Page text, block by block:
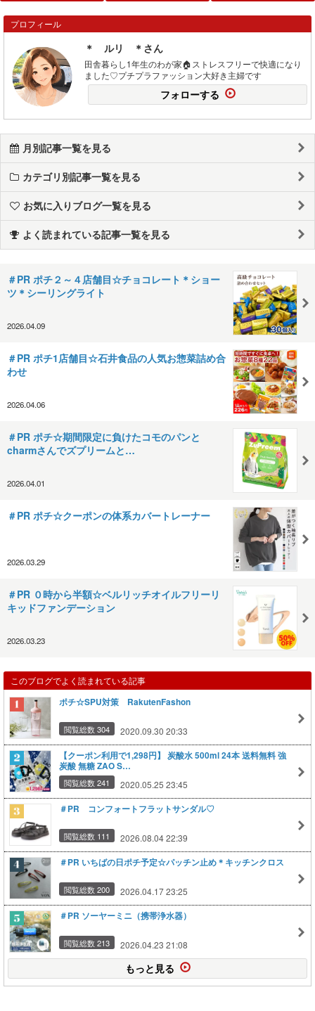
プロフィール
＊ ルリ ＊さん
田舎暮らし1年生のわが家🏠ストレスフリーで快適になり
ました♡プチプラファッション大好き主婦です
フォローする
月別記事一覧を見る
カテゴリ別記事一覧を見る
お気に入りブログ一覧を見る
よく読まれている記事一覧を見る
＃PR ポチ２～４店舗目☆チョコレート＊ショー
ツ＊シーリングライト
2026.04.09
＃PR ポチ1店舗目☆石井食品の人気お惣菜詰め合
わせ
2026.04.06
＃PR ポチ☆期間限定に負けたコモのパンと
charmさんでズプリームと…
2026.04.01
＃PR ポチ☆クーポンの体系カバートレーナー
2026.03.29
＃PR ０時から半額☆ベルリッチオイルフリーリ
キッドファンデーション
2026.03.23
このブログでよく読まれている記事
ポチ☆SPU対策 RakutenFashon
閲覧総数 304 2020.09.30 20:33
【クーポン利用で1,298円】 炭酸水 500ml 24本 送料無料 強
炭酸 無糖 ZAO S…
閲覧総数 241 2020.05.25 23:45
＃PR コンフォートフラットサンダル♡
閲覧総数 111 2026.08.04 22:39
＃PR いちばの日ポチ予定☆パッチン止め＊キッチンクロス
閲覧総数 200 2026.04.17 23:25
＃PR ソーヤーミニ（携帯浄水器）
閲覧総数 213 2026.04.23 21:08
もっと見る